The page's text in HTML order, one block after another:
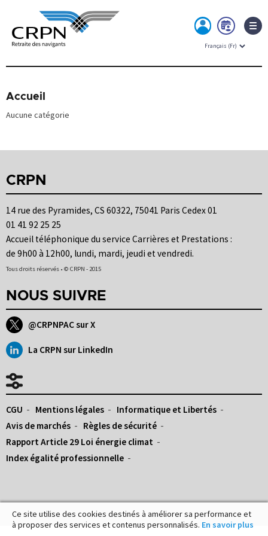
Skip
MON
ESPACERDV
Accueil
Aucune catégorie
CRPN
14 rue des Pyramides, CS 60322, 75041 Paris Cedex 01
01 41 92 25 25
Accueil téléphonique du service Carrières et Prestations :
de 9h00 à 12h00, lundi, mardi, jeudi et vendredi.
Tous droits réservés • © CRPN - 2015
NOUS SUIVRE
@CRPNPAC sur X
La CRPN sur LinkedIn
CGU Mentions légales
Informatique et Libertés
Avis de marchés
Règles de sécurité
Rapport Article 29 Loi énergie climat
Index égalité professionnelle
Ce site utilise des cookies destinés à améliorer sa performance et
à proposer des services et contenus personnalisés. En savoir plus